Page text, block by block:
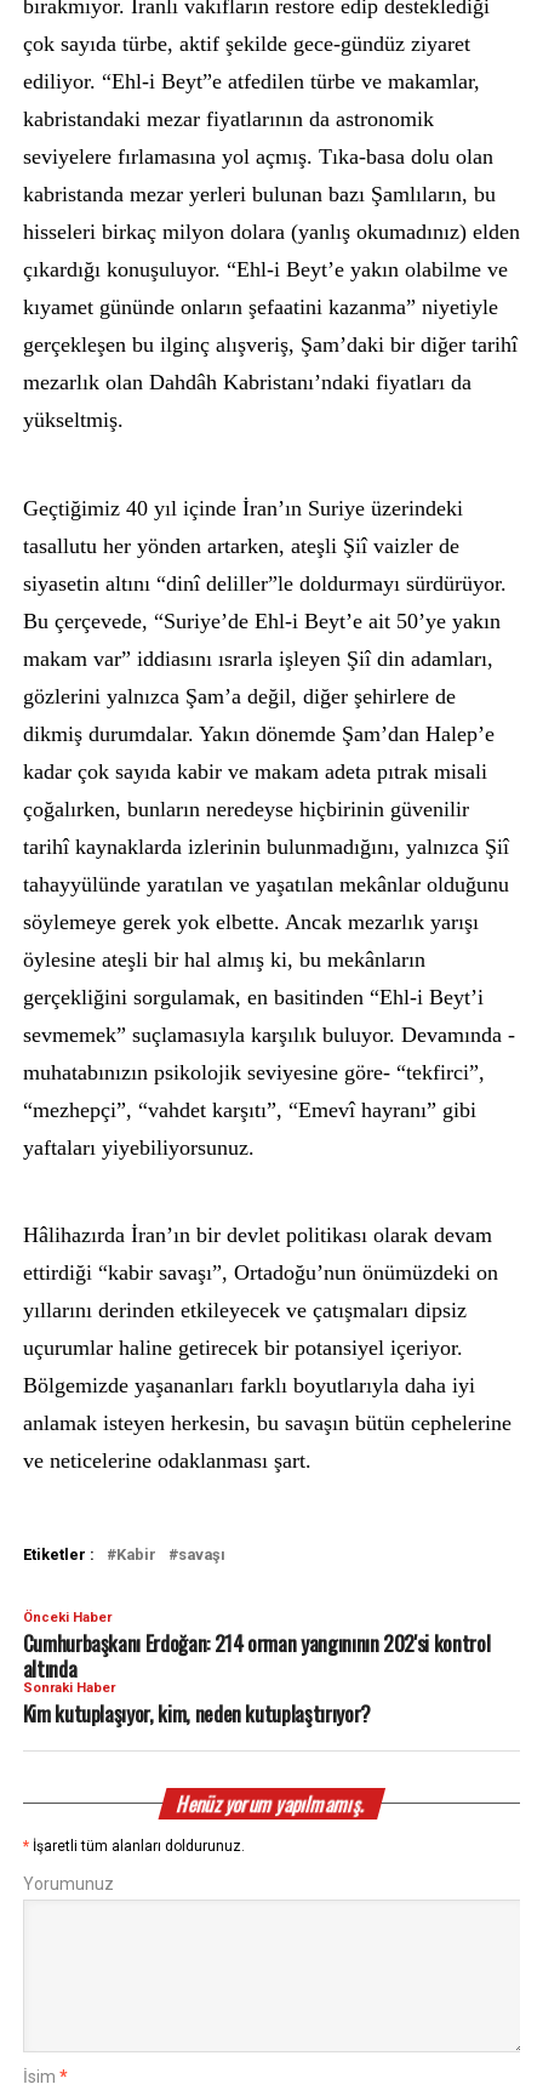
bırakmıyor. İranlı vakıfların restore edip desteklediği
çok sayıda türbe, aktif şekilde gece-gündüz ziyaret
ediliyor. “Ehl-i Beyt”e atfedilen türbe ve makamlar,
kabristandaki mezar fiyatlarının da astronomik
seviyelere fırlamasına yol açmış. Tıka-basa dolu olan
kabristanda mezar yerleri bulunan bazı Şamlıların, bu
hisseleri birkaç milyon dolara (yanlış okumadınız) elden
çıkardığı konuşuluyor. “Ehl-i Beyt’e yakın olabilme ve
kıyamet gününde onların şefaatini kazanma” niyetiyle
gerçekleşen bu ilginç alışveriş, Şam’daki bir diğer tarihî
mezarlık olan Dahdâh Kabristanı’ndaki fiyatları da
yükseltmiş.
Geçtiğimiz 40 yıl içinde İran’ın Suriye üzerindeki
tasallutu her yönden artarken, ateşli Şiî vaizler de
siyasetin altını “dinî deliller”le doldurmayı sürdürüyor.
Bu çerçevede, “Suriye’de Ehl-i Beyt’e ait 50’ye yakın
makam var” iddiasını ısrarla işleyen Şiî din adamları,
gözlerini yalnızca Şam’a değil, diğer şehirlere de
dikmiş durumdalar. Yakın dönemde Şam’dan Halep’e
kadar çok sayıda kabir ve makam adeta pıtrak misali
çoğalırken, bunların neredeyse hiçbirinin güvenilir
tarihî kaynaklarda izlerinin bulunmadığını, yalnızca Şiî
tahayyülünde yaratılan ve yaşatılan mekânlar olduğunu
söylemeye gerek yok elbette. Ancak mezarlık yarışı
öylesine ateşli bir hal almış ki, bu mekânların
gerçekliğini sorgulamak, en basitinden “Ehl-i Beyt’i
sevmemek” suçlamasıyla karşılık buluyor. Devamında -
muhatabınızın psikolojik seviyesine göre- “tekfirci”,
“mezhepçi”, “vahdet karşıtı”, “Emevî hayranı” gibi
yaftaları yiyebiliyorsunuz.
Hâlihazırda İran’ın bir devlet politikası olarak devam
ettirdiği “kabir savaşı”, Ortadoğu’nun önümüzdeki on
yıllarını derinden etkileyecek ve çatışmaları dipsiz
uçurumlar haline getirecek bir potansiyel içeriyor.
Bölgemizde yaşananları farklı boyutlarıyla daha iyi
anlamak isteyen herkesin, bu savaşın bütün cephelerine
ve neticelerine odaklanması şart.
Etiketler : Kabir savaşı
Önceki Haber
Cumhurbaşkanı Erdoğan: 214 orman yangınının 202'si kontrol
altında
Sonraki Haber
Kim kutuplaşıyor, kim, neden kutuplaştırıyor?
Henüz yorum yapılmamış.
* İşaretli tüm alanları doldurunuz.
Yorumunuz
İsim *